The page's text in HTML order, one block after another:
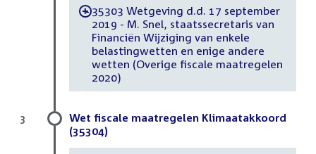
-35303 Wetgeving d.d. 17 september
2019 - M. Snel, staatssecretaris van
Financiën Wijziging van enkele
belastingwetten en enige andere
wetten (Overige fiscale maatregelen
2020)
Wet fiscale maatregelen Klimaatakkoord
(35304)
3